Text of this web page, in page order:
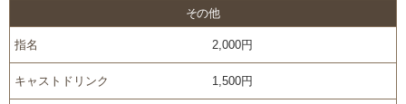
その他
指名 2,000円
キャストドリンク 1,500円